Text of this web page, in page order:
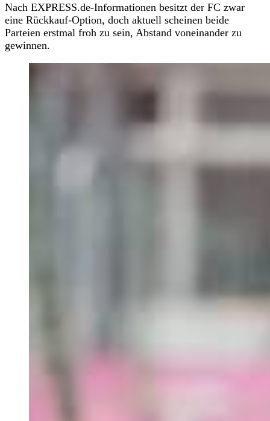
Nach EXPRESS.de-Informationen besitzt der FC zwar
eine Rückkauf-Option, doch aktuell scheinen beide
Parteien erstmal froh zu sein, Abstand voneinander zu
gewinnen.